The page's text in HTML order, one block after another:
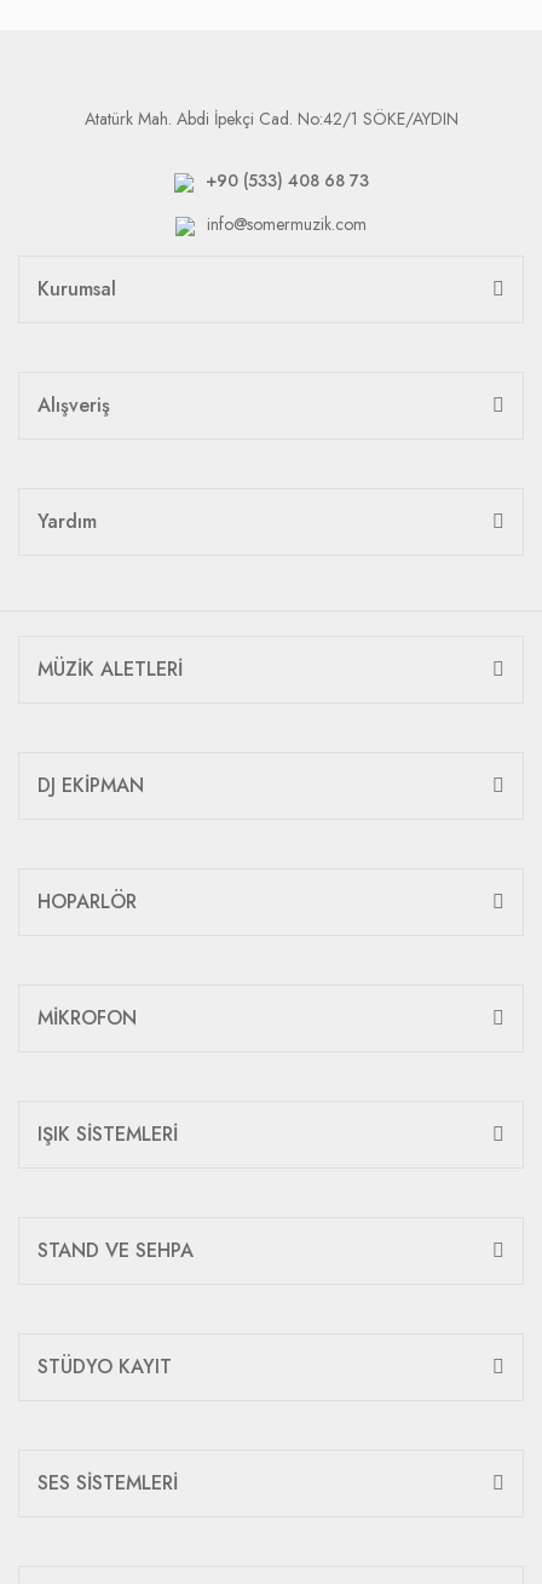
Atatürk Mah. Abdi İpekçi Cad. No:42/1 SÖKE/AYDIN
+90 (533) 408 68 73
info@somermuzik.com
Kurumsal
Alışveriş
Yardım
MÜZİK ALETLERİ
DJ EKİPMAN
HOPARLÖR
MİKROFON
IŞIK SİSTEMLERİ
STAND VE SEHPA
STÜDYO KAYIT
SES SİSTEMLERİ